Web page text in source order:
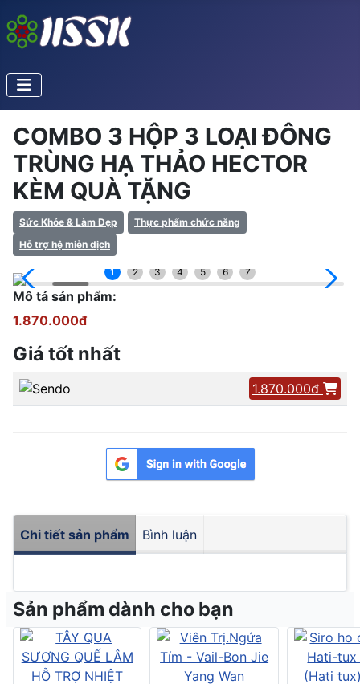
COMBO 3 HỘP 3 LOẠI ĐÔNG
TRÙNG HẠ THẢO HECTOR
KÈM QUÀ TẶNG
Sức Khỏe & Làm Đẹp
Thực phẩm chức năng
Hỗ trợ hệ miễn dịch
1 2 3 4 5 6 7
Mô tả sản phẩm:
1.870.000đ
Giá tốt nhất
1.870.000đ
Chi tiết sản phẩm Bình luận
Sản phẩm dành cho bạn